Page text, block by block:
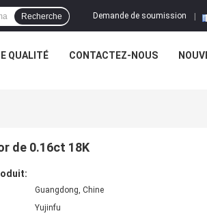
Demande de soumission
Recherche
QUALITÉ CONTACTEZ-NOUS
de 0.16ct 18K
Guangdong, Chine
Yujinfu